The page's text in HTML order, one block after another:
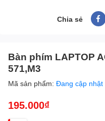
Chia sẻ
Bàn phím LAPTOP
571,M3
Mã sản phẩm: Đang cập nhật
195.000₫